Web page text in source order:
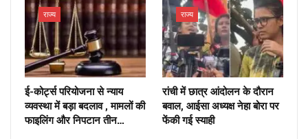
राज्य
ई-कोर्ट्स परियोजना से न्याय
व्यवस्था में बड़ा बदलाव , मामलों की
फाइलिंग और निपटान तीन…
राज्य
रांची में छात्र आंदोलन के दौरान
बवाल, आईसा अध्यक्ष नेहा बोरा पर
फेंकी गई स्याही